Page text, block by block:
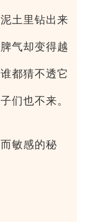
土里钻出来
气却变得越
都猜不透它
们也不来。
敏感的秘